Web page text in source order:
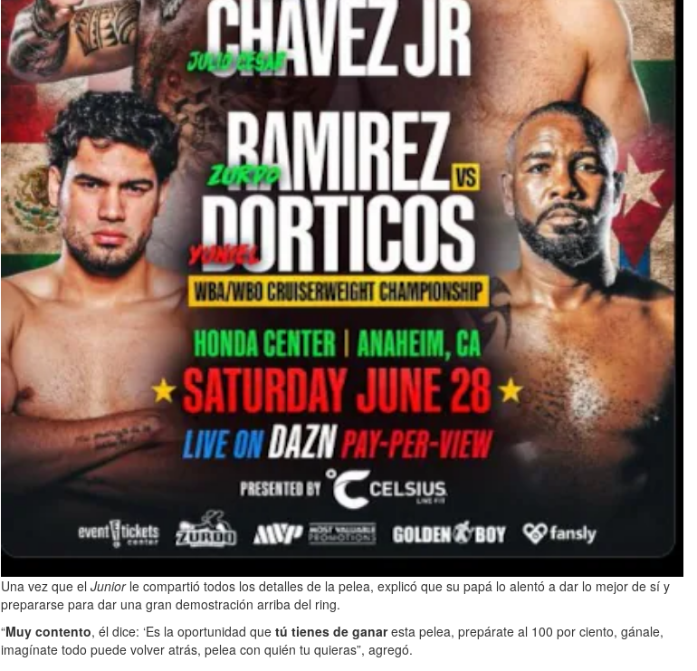
Una vez que el Juniorle compartió todos los detalles de la pelea, explicó que su papá lo alentó a dar lo mejor de sí y
prepararse para dar una gran demostración arriba del ring.
“Muy contento, él dice: ‘Es la oportunidad que tú tienes de ganaresta pelea, prepárate al 100 por ciento, gánale,
imagínate todo puede volver atrás, pelea con quién tu quieras”, agregó.